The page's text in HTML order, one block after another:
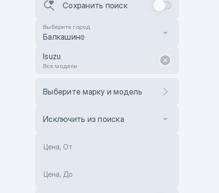
Сохранить поиск
Выберите город
Балкашино
Isuzu
Все модели
Выберите марку и модель
Исключить из поиска
Цена, От
Цена, До